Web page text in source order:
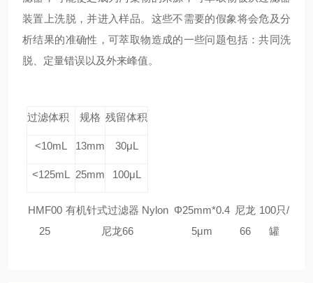
装置上洗脱，并进入样品。这些不需要的假象将会危及分
析结果的准确性，可萃取物造成的一些问题包括：共同洗
脱、定量错误以及外来峰值。
过滤体积 规格 残留体积
<10mL 13mm 30μL
<125mL 25mm 100μL
HMF00
25
有机针式过滤器 Nylon
尼龙66
Φ25mm*0.4
5μm
尼龙
66
100只/
罐